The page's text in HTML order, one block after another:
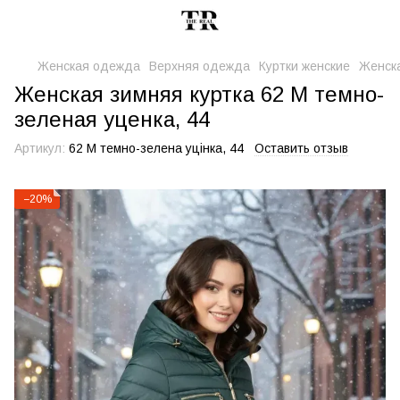
Женская одежда Верхняя одежда Куртки женские
Женская зимняя куртка 62 М темно-
зеленая уценка, 44
Артикул: 62 М темно-зелена уцінка, 44 Оставить отзыв
−20%